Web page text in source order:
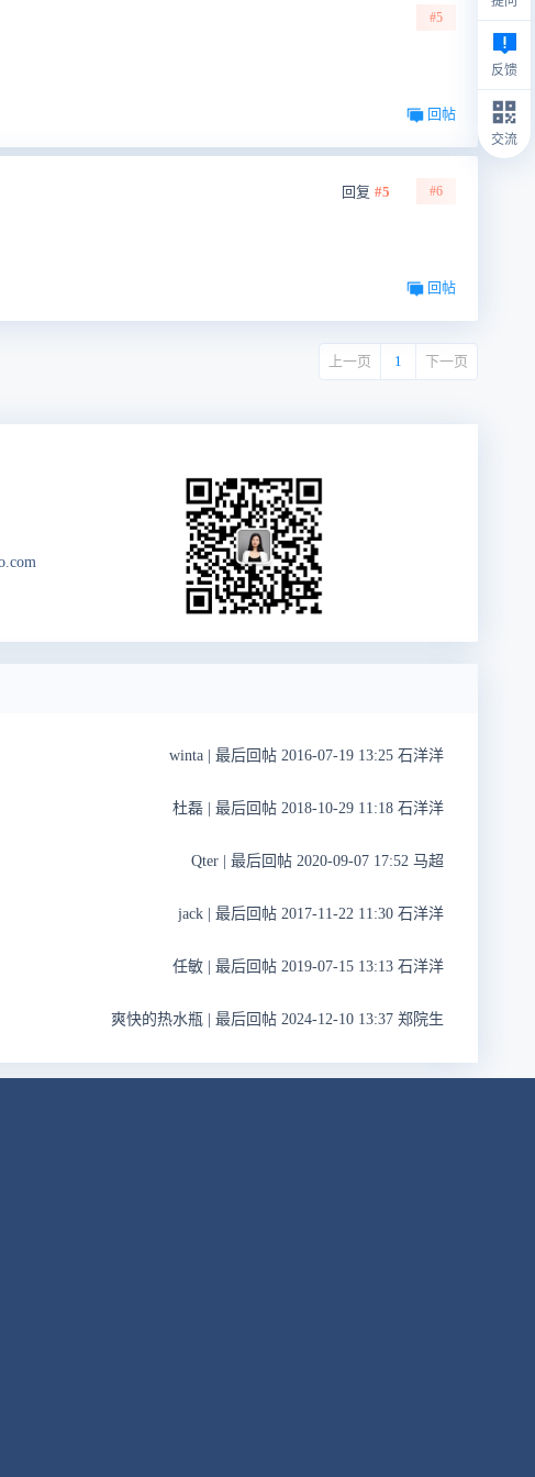
#5
回帖
#6
回复 #5
回帖
上一页 1 下一页
winta 最后回帖 2016-07-19 13:25 石洋洋
杜磊 最后回帖 2018-10-29 11:18 石洋洋
Qter 最后回帖 2020-09-07 17:52 马超
jack 最后回帖 2017-11-22 11:30 石洋洋
任敏 最后回帖 2019-07-15 13:13 石洋洋
爽快的热水瓶 最后回帖 2024-12-10 13:37 郑院生
反馈
交流